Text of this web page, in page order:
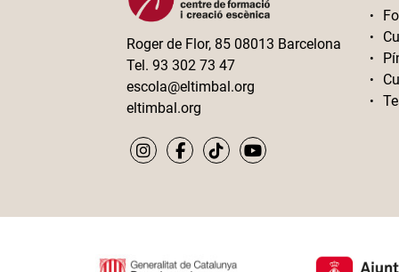
Roger de Flor, 85 08013 Barcelona
Tel. 93 302 73 47
escola@eltimbal.org
eltimbal.org